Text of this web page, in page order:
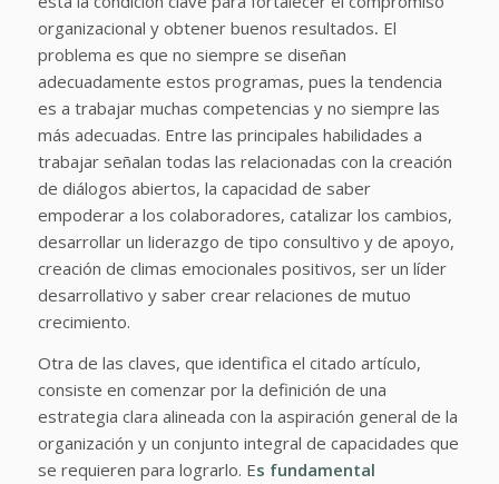
organizacional y obtener buenos resultados. El
problema es que no siempre se diseñan
adecuadamente estos programas, pues la tendencia
es a trabajar muchas competencias y no siempre las
más adecuadas. Entre las principales habilidades a
trabajar señalan todas las relacionadas con la creación
de diálogos abiertos, la capacidad de saber
empoderar a los colaboradores, catalizar los cambios,
desarrollar un liderazgo de tipo consultivo y de apoyo,
creación de climas emocionales positivos, ser un líder
desarrollativo y saber crear relaciones de mutuo
crecimiento.
Otra de las claves, que identifica el citado artículo,
consiste en comenzar por la definición de una
estrategia clara alineada con la aspiración general de la
organización y un conjunto integral de capacidades que
se requieren para lograrlo. Es fundamental